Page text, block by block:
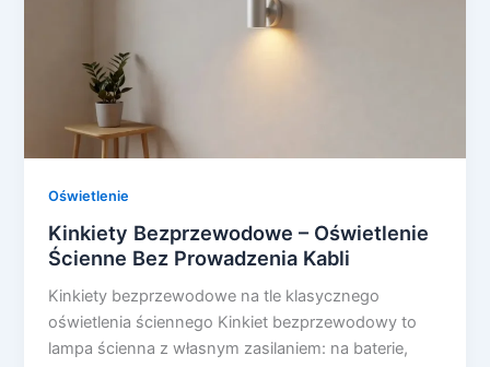
Oświetlenie
Kinkiety Bezprzewodowe – Oświetlenie
Ścienne Bez Prowadzenia Kabli
Kinkiety bezprzewodowe na tle klasycznego
oświetlenia ściennego Kinkiet bezprzewodowy to
lampa ścienna z własnym zasilaniem: na baterie,